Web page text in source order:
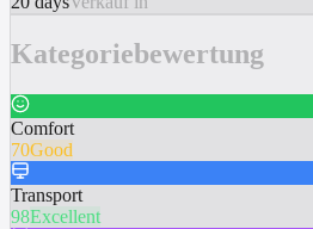
Kategoriebewertung
Comfort
70Good
Transport
98Excellent